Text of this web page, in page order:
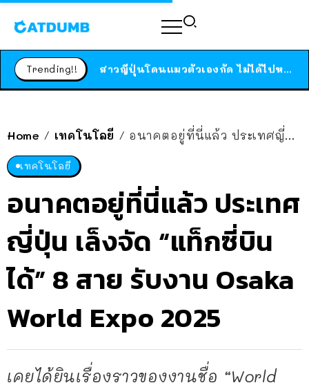
Trending!! ได้เวลาเด็กหนวดรวมตัว RF Online Next เปิดให้เล่นแล้ว เกม Sci-Fi MMORPG ระดับตำนาน เล่นได้ทั้งมือถือและ PC
สาวญี่ปุ่นโดนแมวตัวเองกัด ไม่ได้ไปหาหมอตั้งแต่เนิ่นๆ สุดท้ายขาบวม กลายเป็นโรคเนื้อเน่า เตือนทาสแมวทั้งหลายให้ระวัง
Home / เทคโนโลยี / อนาคตอยู่ที่นี่แล้ว ประเทศญี่ปุ่น เล็งจัด “แท็กซี่บินได้” 8 สาย รับงาน Osaka World Expo 2025
เทคโนโลยี
อนาคตอยู่ที่นี่แล้ว ประเทศ
ญี่ปุ่น เล็งจัด “แท็กซี่บิน
ได้” 8 สาย รับงาน Osaka
World Expo 2025
เคยได้ยินเรื่องราวของงานชื่อ “World